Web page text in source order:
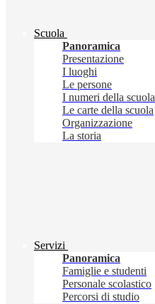
Scuola
Panoramica
Presentazione
I luoghi
Le persone
I numeri della scuola
Le carte della scuola
Organizzazione
La storia
Servizi
Panoramica
Famiglie e studenti
Personale scolastico
Percorsi di studio